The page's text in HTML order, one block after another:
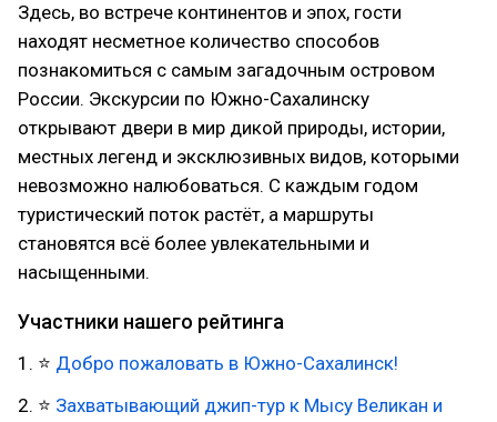
Здесь, во встрече континентов и эпох, гости
находят несметное количество способов
познакомиться с самым загадочным островом
России. Экскурсии по Южно-Сахалинску
открывают двери в мир дикой природы, истории,
местных легенд и эксклюзивных видов, которыми
невозможно налюбоваться. С каждым годом
туристический поток растёт, а маршруты
становятся всё более увлекательными и
насыщенными.
Участники нашего рейтинга
1. ⭐ Добро пожаловать в Южно-Сахалинск!
2. ⭐ Захватывающий джип-тур к Мысу Великан и